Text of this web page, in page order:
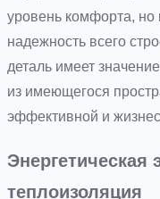
уровень комфорта, но
надежность всего
деталь имеет
из имеющегося
эффективной и
теплоизоляция